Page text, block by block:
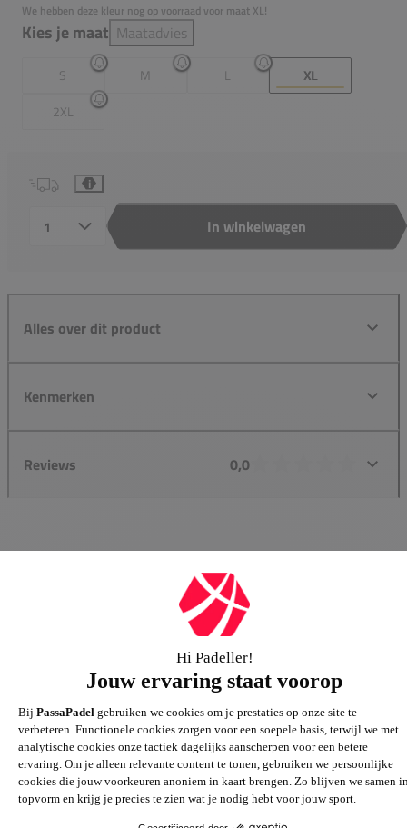
We hebben deze kleur nog op voorraad voor maat XL!
Kies je maat Maatadvies
S M L
XL
2XL
i
In winkelwagen
Alles over dit product
Kenmerken
Reviews 0,0
Groot assortiment
Gigantisch assortiment met meer dan 21.000+